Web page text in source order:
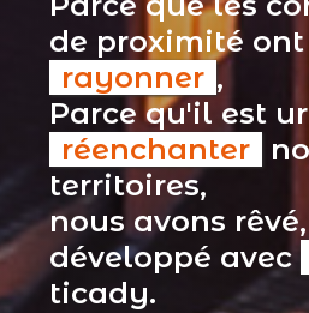
de proximité
rayonner ,
Parce qu'il est
réenchanter
territoires,
nous avons
développé avec
ticady.